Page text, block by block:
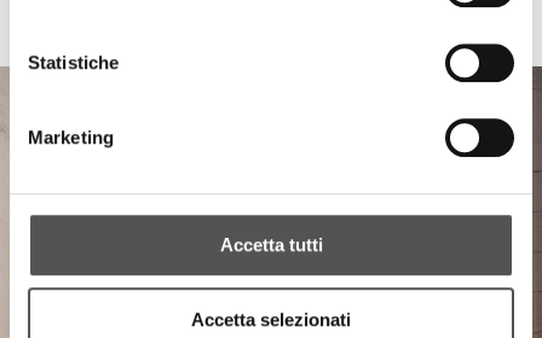
Statistiche
Marketing
Accetta tutti
Accetta selezionati